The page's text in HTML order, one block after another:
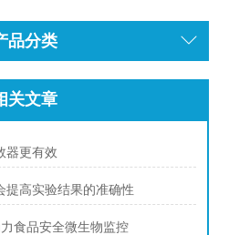
品分类
关文章
器更有效
提高实验结果的准确性
食品安全微生物监控